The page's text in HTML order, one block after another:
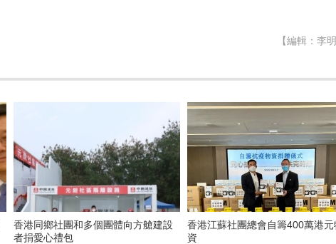
【編輯：李明
香港同鄉社團和多個團體向方艙建設
者捐愛心禮包
香港江蘇社團總會自籌400萬港元
資